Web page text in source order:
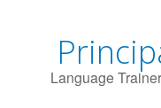
Language